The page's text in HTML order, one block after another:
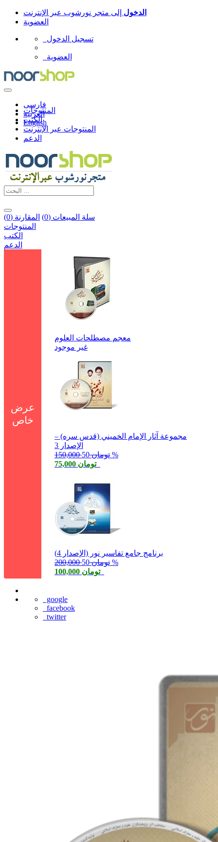
الدخول إلى متجر نورشوب عبر الإنترنت
العضوية
تسجيل الدخول
العضوية
فارسی
العربیه
English
المنتوجات
الكتب
المنتوجات عبر الإنترنت
الدعم
سلة المبيعات (0
) المقارنة (0
)
المنتوجات
الكتب
الدعم
خاص
معجم مصطلحات العلوم
غير موجود
مجموعة آثار الإمام الخميني (قدس سره) –
الإصدار 3
150,000 تومان 50 %
75,000 تومان
برنامج جامع تفاسير نور (الإصدار 4)
200,000 تومان 50 %
100,000 تومان
google
facebook
twitter